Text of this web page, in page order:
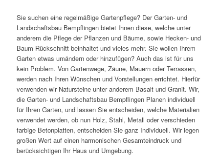
Sie suchen eine regelmäßige Gartenpflege? Der Garten- und
Landschaftsbau Bempflingenbietet Ihnen diese, welche unter
anderem die Pflege der Pflanzen und Bäume, sowie Hecken- und
Baum Rückschnitt beinhaltet und vieles mehr. Sie wollen Ihrem
Garten etwas umändern oder hinzufügen? Auch das ist für uns
kein Problem. Von Gartenwege, Zäune, Mauern oder Terrassen,
werden nach Ihren Wünschen und Vorstellungen errichtet. Hierfür
verwenden wir Natursteine unter anderem Basalt und Granit. Wir,
die Garten- und Landschaftsbau BempflingenPlanen individuell
für Ihren Garten, und lassen Sie entscheiden, welche Materialien
verwendet werden, ob nun Holz, Stahl, Metall oder verschieden
farbige Betonplatten, entscheiden Sie ganz Individuell. Wir legen
großen Wert auf einen harmonischen Gesamteindruck und
berücksichtigen Ihr Haus und Umgebung.